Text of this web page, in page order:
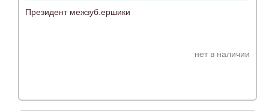
Президент межзуб.ершики
нет в наличии